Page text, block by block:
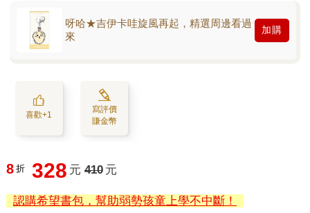
呀哈★吉伊卡哇旋風再起，精選周邊看過
來
加購
喜歡+1
寫評價
賺金幣
8 折 328 元 410 元
認購希望書包，幫助弱勢孩童上學不中斷！